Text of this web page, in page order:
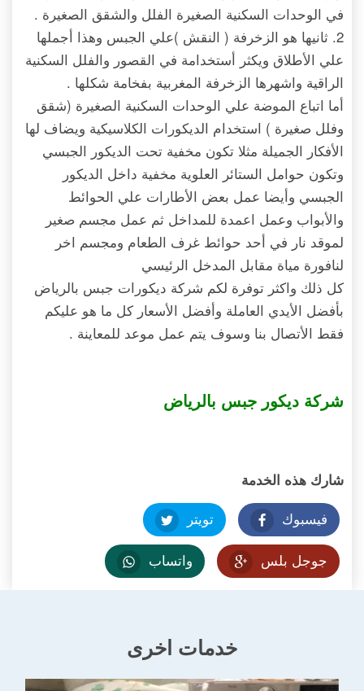
في الوحدات السكنية الصغيرة الفلل والشقق الصغيرة .
2. ثانيها هو الزخرفة ( النقش )علي الجبس وهذا أجملها
علي الأطلاق ويكثر أستخدامة في القصور والفلل السكنية
الراقية واشهرها الزخرفة المغربية بفخامة شكلها .
أما اتباع الموضة علي الوحدات السكنية الصغيرة (شقق
وفلل صغيرة ) استخدام الديكورات الكلاسيكية ويضاف لها
الأفكار الجميلة مثلا تكون مخفية تحت الديكور الجبسي
وتكون حوامل الستائر العلوية مخفية داخل الديكور
الجبسي وأيضا عمل بعض الأطارات علي الحوائط
والأبواب وعمل اعمدة للمداخل ثم عمل مجسم صغير
لموقد نار في أحد حوائط غرف الطعام ومجسم اخر
لنافورة مياة مقابل المدخل الرئيسي
كل ذلك واكثر توفرة لكم شركة ديكورات جبس بالرياض
بأفضل الأيدي العاملة وأفضل الأسعار كل ما هو عليكم
فقط الأتصال بنا وسوف يتم عمل موعد للمعاينة .
شركة ديكور جبس بالرياض
شارك هذه الخدمة
فيسبوك تويتر
جوجل بلس واتساب
خدمات اخرى